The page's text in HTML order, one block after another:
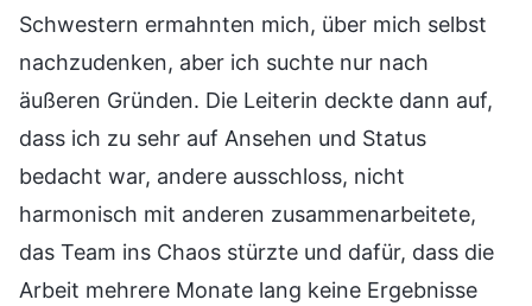
Schwestern ermahnten mich, über mich selbst
nachzudenken, aber ich suchte nur nach
äußeren Gründen. Die Leiterin deckte dann auf,
dass ich zu sehr auf Ansehen und Status
bedacht war, andere ausschloss, nicht
harmonisch mit anderen zusammenarbeitete,
das Team ins Chaos stürzte und dafür, dass die
Arbeit mehrere Monate lang keine Ergebnisse